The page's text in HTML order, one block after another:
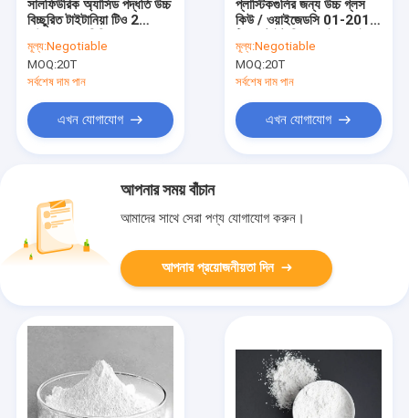
সালফিউরিক অ্যাসিড পদ্ধতি উচ্চ
বিচ্ছুরিত টাইটানিয়া টিও 2
মূল্য:Negotiable
MOQ:20T
সর্বশেষ দাম পান
এখন যোগাযোগ
প্লাস্টিকগুলির জন্য উচ্চ গ্লস
কিউ / ওয়াইজেডসি 01-2011
সিও 2
মূল্য:Negotiable
MOQ:20T
সর্বশেষ দাম পান
এখন যোগাযোগ
আপনার সময় বাঁচান
আমাদের সাথে সেরা পণ্য যোগাযোগ করুন।
আপনার প্রয়োজনীয়তা দিন